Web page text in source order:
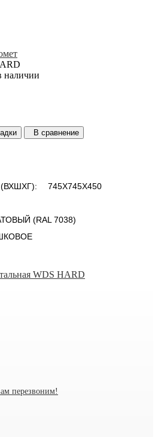
наличии
В сравнение
745X745X450
(RAL 7038)
WDS HARD
перезвоним!